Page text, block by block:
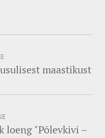
maastikust
loeng "Põlevkivi –